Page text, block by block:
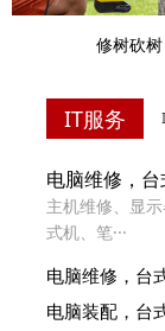
修树砍树
IT服务
电脑维修，
主机维修、显
式机、笔···
电脑维修，台
电脑装配，台